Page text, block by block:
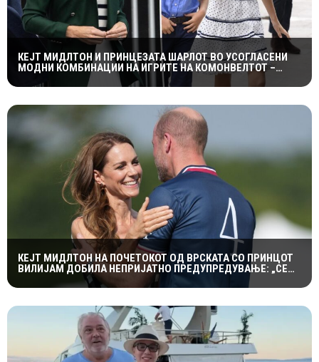
КЕЈТ МИДЛТОН И ПРИНЦЕЗАТА ШАРЛОТ ВО УСОГЛАСЕНИ
МОДНИ КОМБИНАЦИИ НА ИГРИТЕ НА КОМОНВЕЛТОТ –
КРАЛСКОТО СЕМЕЈСТВО ГО ПРИВЛЕЧЕ ЦЕЛОТО ВНИМАНИЕ
КЕЈТ МИДЛТОН НА ПОЧЕТОКОТ ОД ВРСКАТА СО ПРИНЦОТ
ВИЛИЈАМ ДОБИЛА НЕПРИЈАТНО ПРЕДУПРЕДУВАЊЕ: „СЕ
МАЖИШ ВО ПОГРЕШНО СЕМЕЈСТВО“